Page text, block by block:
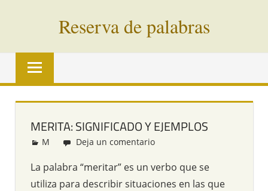
Reserva de palabras
Palabras
vías
todo
mundo
MERITA: SIGNIFICADO Y EJEMPLOS
Redacción
M Deja un comentario
La palabra “meritar” es un verbo que se
utiliza para describir situaciones en las que